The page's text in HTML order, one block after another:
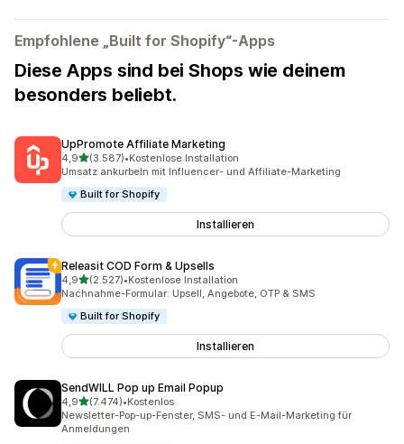
Empfohlene „Built for Shopify“-Apps
Diese Apps sind bei Shops wie deinem
besonders beliebt.
UpPromote Affiliate Marketing
4,9von 5 Sternen
(3.587)
3587 Rezensionen insgesamt
•Kostenlose Installation
Umsatz ankurbeln mit Influencer- und Affiliate-Marketing
Built for Shopify
Installieren
Releasit COD Form & Upsells
4,9von 5 Sternen
(2.527)
2527 Rezensionen insgesamt
•Kostenlose Installation
Nachnahme-Formular: Upsell, Angebote, OTP & SMS
Built for Shopify
Installieren
SendWILL Pop up Email Popup
4,9von 5 Sternen
(7.474)
7474 Rezensionen insgesamt
•Kostenlos
Newsletter-Pop-up-Fenster, SMS- und E-Mail-Marketing für
Anmeldungen